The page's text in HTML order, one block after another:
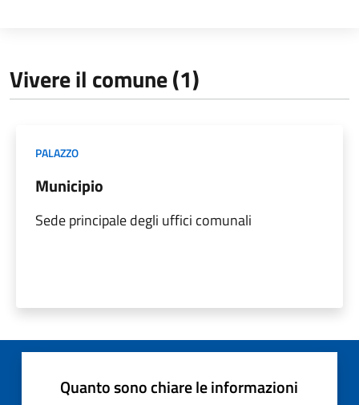
Vivere il comune (1)
PALAZZO
Municipio
Sede principale degli uffici comunali
Quanto sono chiare le informazioni